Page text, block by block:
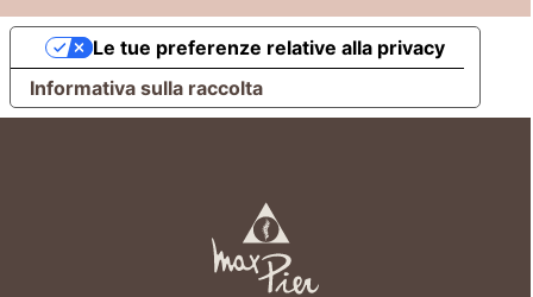
Informativa sulla raccolta
Le tue preferenze relative alla privacy